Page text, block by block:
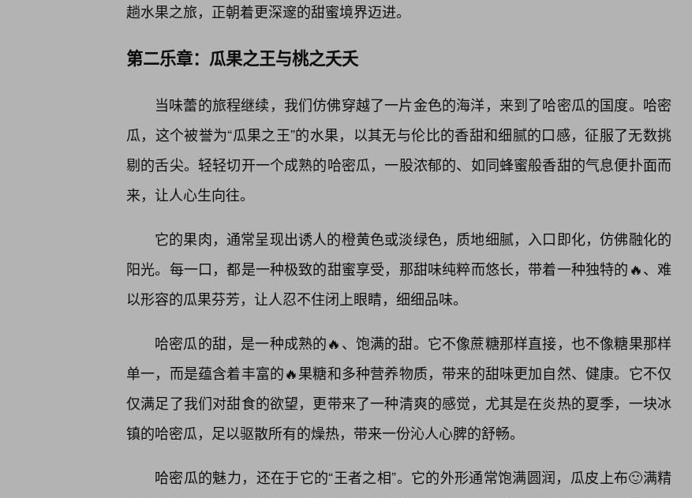
趟水果之旅，正朝着更深邃的甜蜜境界迈进。
第二乐章：瓜果之王与桃之夭夭
当味蕾的旅程继续，我们仿佛穿越了一片金色的海洋，来到了哈密瓜的国度。哈密
瓜，这个被誉为“瓜果之王”的水果，以其无与伦比的香甜和细腻的口感，征服了无数挑
剔的舌尖。轻轻切开一个成熟的哈密瓜，一股浓郁的、如同蜂蜜般香甜的气息便扑面而
来，让人心生向往。
它的果肉，通常呈现出诱人的橙黄色或淡绿色，质地细腻，入口即化，仿佛融化的
阳光。每一口，都是一种极致的甜蜜享受，那甜味纯粹而悠长，带着一种独特的🔥、难
以形容的瓜果芬芳，让人忍不住闭上眼睛，细细品味。
哈密瓜的甜，是一种成熟的🔥、饱满的甜。它不像蔗糖那样直接，也不像糖果那样
单一，而是蕴含着丰富的🔥果糖和多种营养物质，带来的甜味更加自然、健康。它不仅
仅满足了我们对甜食的欲望，更带来了一种清爽的感觉，尤其是在炎热的夏季，一块冰
镇的哈密瓜，足以驱散所有的燥热，带来一份沁人心脾的舒畅。
哈密瓜的魅力，还在于它的“王者之相”。它的外形通常饱满圆润，瓜皮上布🙂满精